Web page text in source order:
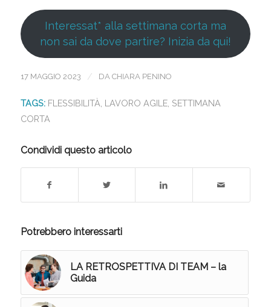
Interessat* alla settimana corta ma
non sai da dove partire? Inizia da qui!
17 MAGGIO 2023 / DA CHIARA PENINO
TAGS: FLESSIBILITÀ LAVORO AGILE, SETTIMANA
CORTA
Condividi questo articolo
Potrebbero interessarti
LA RETROSPETTIVA DI TEAM – la
Guida